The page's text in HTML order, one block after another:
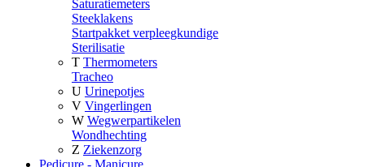
Saturatiemeters
Steeklakens
Startpakket verpleegkundige
Sterilisatie
T Thermometers
Tracheo
U Urinepotjes
V Vingerlingen
W Wegwerpartikelen
Wondhechting
Z Ziekenzorg